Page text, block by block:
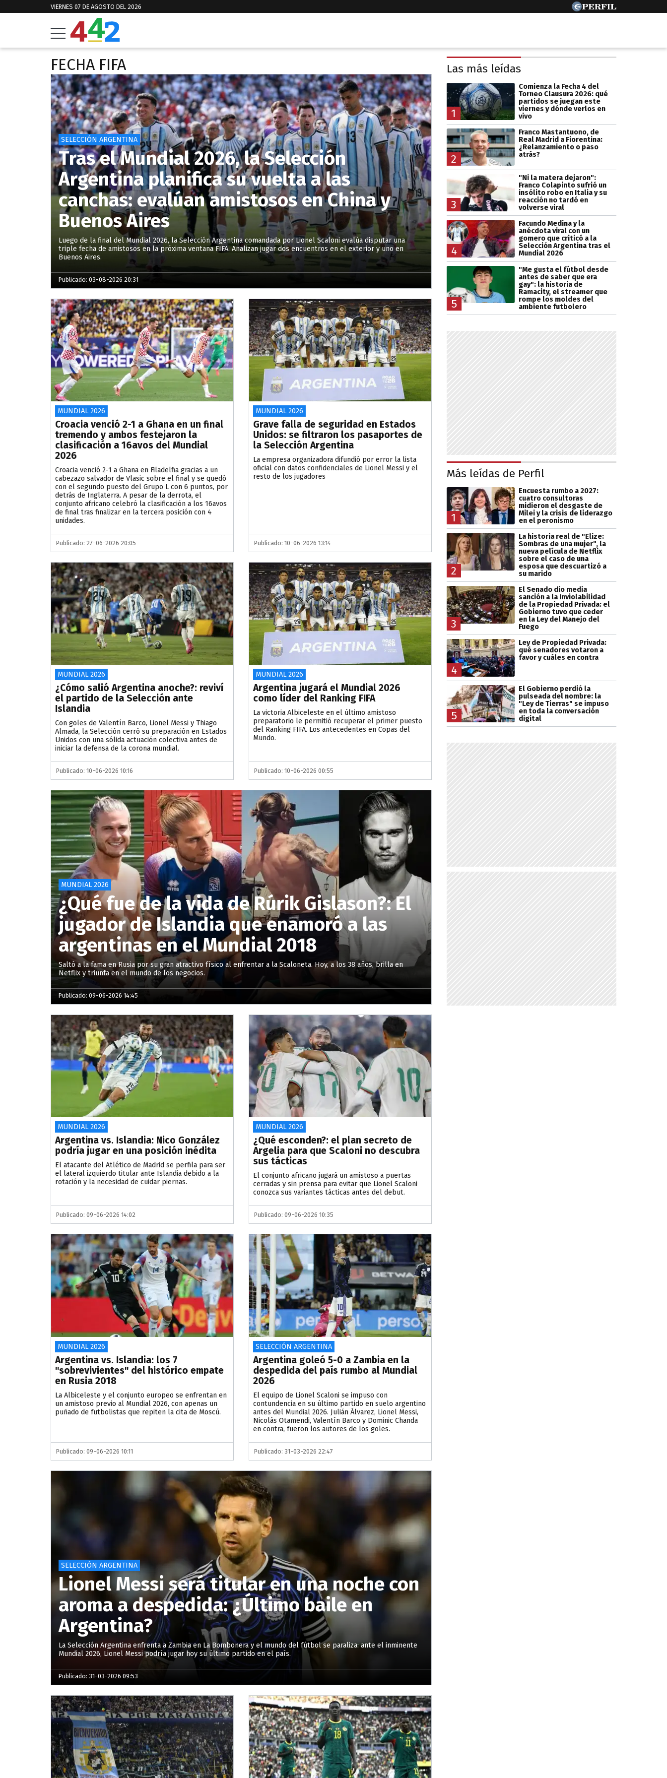
VIERNES 07 DE AGOSTO DEL 2026
FECHA FIFA
SELECCIÓN ARGENTINA
Tras el Mundial 2026, la Selección
Argentina planifica su vuelta a las
canchas: evalúan amistosos en China y
Buenos Aires
Luego de la final del Mundial 2026, la Selección Argentina comandada por Lionel Scaloni evalúa disputar una
triple fecha de amistosos en la próxima ventana FIFA. Analizan jugar dos encuentros en el exterior y uno en
Buenos Aires.
Publicado: 03-08-2026 20:31
MUNDIAL 2026
Croacia venció 2-1 a Ghana en un final
tremendo y ambos festejaron la
clasificación a 16avos del Mundial
2026
Croacia venció 2-1 a Ghana en Filadelfia gracias a un
cabezazo salvador de Vlasic sobre el final y se quedó
con el segundo puesto del Grupo L con 6 puntos, por
detrás de Inglaterra. A pesar de la derrota, el
conjunto africano celebró la clasificación a los 16avos
de final tras finalizar en la tercera posición con 4
unidades.
Publicado: 27-06-2026 20:05
MUNDIAL 2026
Grave falla de seguridad en Estados
Unidos: se filtraron los pasaportes de
la Selección Argentina
La empresa organizadora difundió por error la lista
oficial con datos confidenciales de Lionel Messi y el
resto de los jugadores
Publicado: 10-06-2026 13:14
MUNDIAL 2026
¿Cómo salió Argentina anoche?: reviví
el partido de la Selección ante
Islandia
Con goles de Valentín Barco, Lionel Messi y Thiago
Almada, la Selección cerró su preparación en Estados
Unidos con una sólida actuación colectiva antes de
iniciar la defensa de la corona mundial.
Publicado: 10-06-2026 10:16
MUNDIAL 2026
Argentina jugará el Mundial 2026
como líder del Ranking FIFA
La victoria Albiceleste en el último amistoso
preparatorio le permitió recuperar el primer puesto
del Ranking FIFA. Los antecedentes en Copas del
Mundo.
Publicado: 10-06-2026 00:55
MUNDIAL 2026
¿Qué fue de la vida de Rúrik Gislason?: El
jugador de Islandia que enamoró a las
argentinas en el Mundial 2018
Saltó a la fama en Rusia por su gran atractivo físico al enfrentar a la Scaloneta. Hoy, a los 38 años, brilla en
Netflix y triunfa en el mundo de los negocios.
Publicado: 09-06-2026 14:45
MUNDIAL 2026
Argentina vs. Islandia: Nico González
podría jugar en una posición inédita
El atacante del Atlético de Madrid se perfila para ser
el lateral izquierdo titular ante Islandia debido a la
rotación y la necesidad de cuidar piernas.
Publicado: 09-06-2026 14:02
MUNDIAL 2026
¿Qué esconden?: el plan secreto de
Argelia para que Scaloni no descubra
sus tácticas
El conjunto africano jugará un amistoso a puertas
cerradas y sin prensa para evitar que Lionel Scaloni
conozca sus variantes tácticas antes del debut.
Publicado: 09-06-2026 10:35
MUNDIAL 2026
Argentina vs. Islandia: los 7
"sobrevivientes" del histórico empate
en Rusia 2018
La Albiceleste y el conjunto europeo se enfrentan en
un amistoso previo al Mundial 2026, con apenas un
puñado de futbolistas que repiten la cita de Moscú.
Publicado: 09-06-2026 10:11
SELECCIÓN ARGENTINA
Argentina goleó 5-0 a Zambia en la
despedida del país rumbo al Mundial
2026
El equipo de Lionel Scaloni se impuso con
contundencia en su último partido en suelo argentino
antes del Mundial 2026. Julián Álvarez, Lionel Messi,
Nicolás Otamendi, Valentín Barco y Dominic Chanda
en contra, fueron los autores de los goles.
Publicado: 31-03-2026 22:47
SELECCIÓN ARGENTINA
Lionel Messi será titular en una noche con
aroma a despedida: ¿Último baile en
Argentina?
La Selección Argentina enfrenta a Zambia en La Bombonera y el mundo del fútbol se paraliza: ante el inminente
Mundial 2026, Lionel Messi podría jugar hoy su último partido en el país.
Publicado: 31-03-2026 09:53
Las más leídas
1
Comienza la Fecha 4 del
Torneo Clausura 2026: qué
partidos se juegan este
viernes y dónde verlos en
vivo
2
Franco Mastantuono, de
Real Madrid a Fiorentina:
¿Relanzamiento o paso
atrás?
3
"Ni la matera dejaron":
Franco Colapinto sufrió un
insólito robo en Italia y su
reacción no tardó en
volverse viral
4
Facundo Medina y la
anécdota viral con un
gomero que criticó a la
Selección Argentina tras el
Mundial 2026
5
"Me gusta el fútbol desde
antes de saber que era
gay": la historia de
Ramacity, el streamer que
rompe los moldes del
ambiente futbolero
Más leídas de Perfil
1
Encuesta rumbo a 2027:
cuatro consultoras
midieron el desgaste de
Milei y la crisis de liderazgo
en el peronismo
2
La historia real de "Elize:
Sombras de una mujer", la
nueva película de Netflix
sobre el caso de una
esposa que descuartizó a
su marido
3
El Senado dio media
sanción a la Inviolabilidad
de la Propiedad Privada: el
Gobierno tuvo que ceder
en la Ley del Manejo del
Fuego
4
Ley de Propiedad Privada:
qué senadores votaron a
favor y cuáles en contra
5
El Gobierno perdió la
pulseada del nombre: la
"Ley de Tierras" se impuso
en toda la conversación
digital